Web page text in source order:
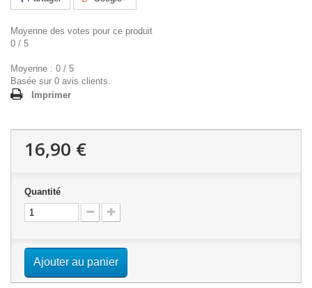
Moyenne des votes pour ce produit
0 / 5
Moyenne : 0 / 5
Basée sur 0 avis clients.
Imprimer
16,90 €
Quantité
Ajouter au panier